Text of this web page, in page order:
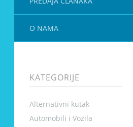
O NAMA
KATEGORIJE
Alternativni kutak
Automobili i Vozila